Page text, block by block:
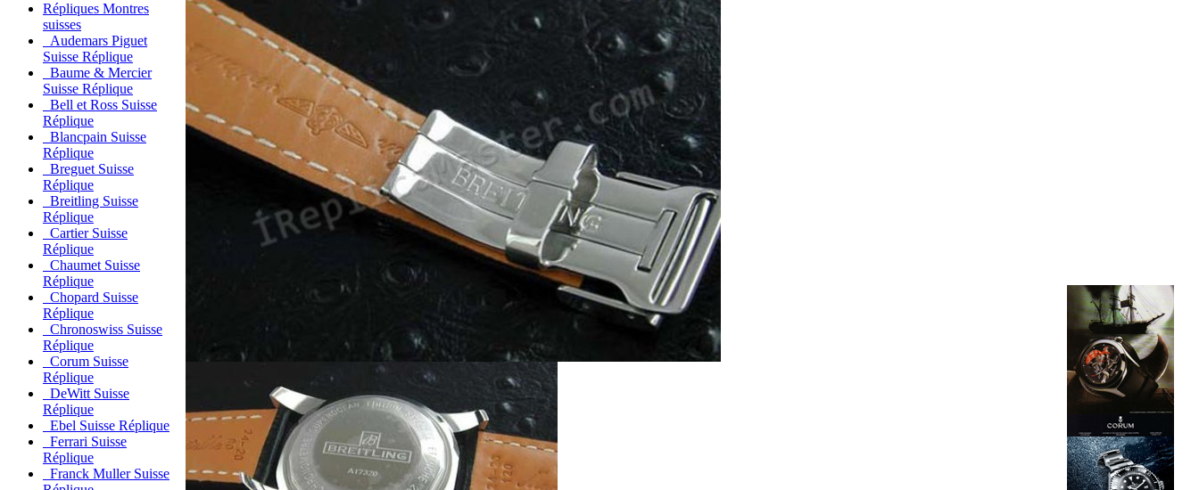
Répliques Montres
suisses
Audemars Piguet
Suisse Réplique
Baume & Mercier
Suisse Réplique
Bell et Ross Suisse
Réplique
Blancpain Suisse
Réplique
Breguet Suisse
Réplique
Breitling Suisse
Réplique
Cartier Suisse
Réplique
Chaumet Suisse
Réplique
Chopard Suisse
Réplique
Chronoswiss Suisse
Réplique
Corum Suisse
Réplique
DeWitt Suisse
Réplique
Ebel Suisse Réplique
Ferrari Suisse
Réplique
Franck Muller Suisse